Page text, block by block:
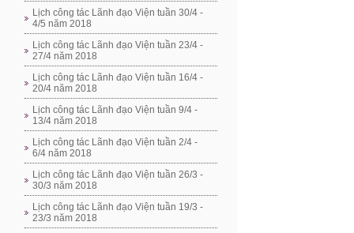
Lịch công tác Lãnh đạo Viện tuần 30/4 -
4/5 năm 2018
Lịch công tác Lãnh đạo Viện tuần 23/4 -
27/4 năm 2018
Lịch công tác Lãnh đạo Viện tuần 16/4 -
20/4 năm 2018
Lịch công tác Lãnh đạo Viện tuần 9/4 -
13/4 năm 2018
Lịch công tác Lãnh đạo Viện tuần 2/4 -
6/4 năm 2018
Lịch công tác Lãnh đạo Viện tuần 26/3 -
30/3 năm 2018
Lịch công tác Lãnh đạo Viện tuần 19/3 -
23/3 năm 2018